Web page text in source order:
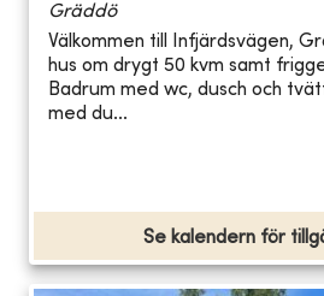
Gräddö
Välkommen till Infjärdsvägen,
hus om drygt 50 kvm samt
Badrum med wc, dusch och
med du...
Se kalendern för